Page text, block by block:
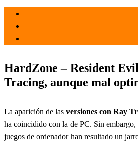
HardZone – Resident
Tracing, aunque mal
La aparición de las versiones con Ray
ha coincidido con la de PC. Sin embargo,
juegos de ordenador han resultado un